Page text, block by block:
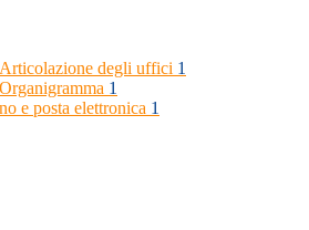
Articolazione degli uffici 1
Organigramma 1
e posta elettronica 1